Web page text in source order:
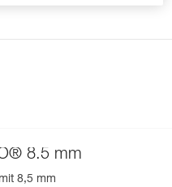
8.5 mm
8,5 mm